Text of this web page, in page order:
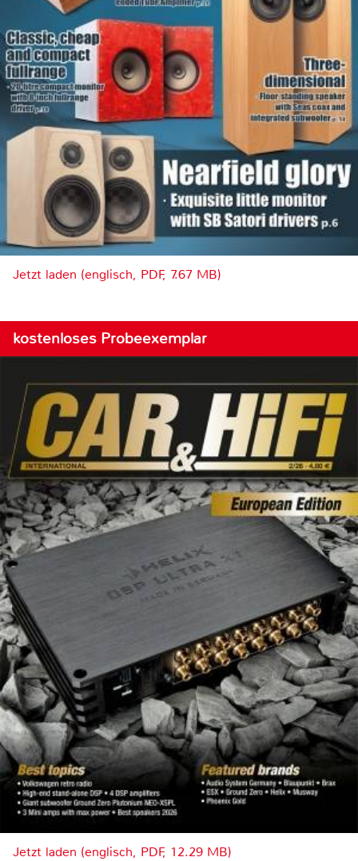
Jetzt laden (englisch, PDF, 7.67 MB)
kostenloses Probeexemplar
Jetzt laden (englisch, PDF, 12.29 MB)